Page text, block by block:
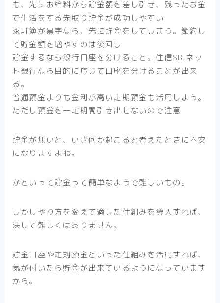
も、先にお給料から貯金額を差し引き、残ったお金
で生活をする先取り貯金が成功しやすい
家計簿が黒字なら、先に貯金をしてしまう。節約し
て貯金額を増やすのは後回し
貯金するなら銀行口座を分けること。住信SBIネッ
ト銀行なら目的に応じて口座を分けることが出来
る。
普通預金よりも金利が高い定期預金も活用しよう。
ただし預金を一定期間引き出せないので注意
貯金が無いと、いざ何か起こると考えたときに不安
になりますよね。
かといって貯金って簡単なようで難しいもの。
しかしやり方を変えて適した仕組みを導入すれば、
決して難しくはありません。
貯金口座や定期預金といった仕組みを活用すれば、
気が付いたら貯金が出来ているようになっています
から。